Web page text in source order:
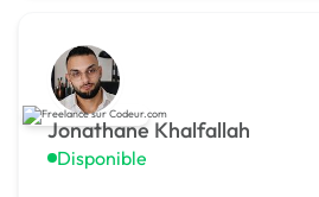
Jonathane Khalfallah
Disponible